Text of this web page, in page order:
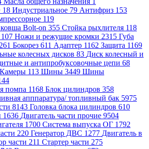
18 Индустриальное 79 Антифриз 153
119
ковша Bolt-on 355 Стойка рыхлителя 118
Ножи и режущие кромки 2315 Губа
Бокорез 611 Адаптер 1162 Защита 1169
колесных дисков 83 Диск колесный и
и антипробуксовочные цепи 68
Камеры 113 Шины 3449 Шины
помпа 1168 Блок цилиндров 358
апппаратура/ топливный бак 5975
8143 Головка блока цилиндров 610
1636 Двигатель части прочие 9504
1700 Система выпуска ОГ 1792
220 Генератор ДВС 1277 Двигатель в
части 211 Стартер части 275